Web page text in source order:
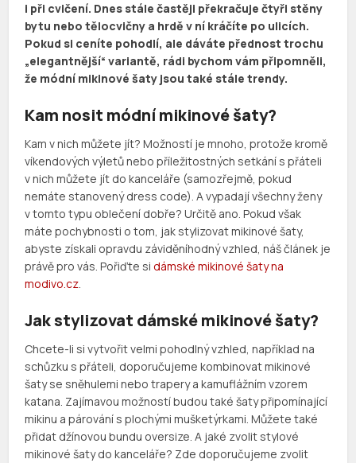
i při cvičení. Dnes stále častěji překračuje čtyři stěny
bytu nebo tělocvičny a hrdě v ní kráčíte po ulicích.
Pokud si ceníte pohodlí, ale dáváte přednost trochu
„elegantnější“ variantě, rádi bychom vám připomněli,
že módní mikinové šaty jsou také stále trendy.
Kam nosit módní mikinové šaty?
Kam v nich můžete jít? Možností je mnoho, protože kromě
víkendových výletů nebo příležitostných setkání s přáteli
v nich můžete jít do kanceláře (samozřejmě, pokud
nemáte stanovený dress code). A vypadají všechny ženy
v tomto typu oblečení dobře? Určitě ano. Pokud však
máte pochybnosti o tom, jak stylizovat mikinové šaty,
abyste získali opravdu záviděníhodný vzhled, náš článek je
právě pro vás. Pořiďte sidámské mikinové šaty na
modivo.cz.
Jak stylizovat dámské mikinové šaty?
Chcete-li si vytvořit velmi pohodlný vzhled, například na
schůzku s přáteli, doporučujeme kombinovat mikinové
šaty se sněhulemi nebo trapery a kamuflážním vzorem
katana. Zajímavou možností budou také šaty připomínající
mikinu a párování s plochými mušketýrkami. Můžete také
přidat džínovou bundu oversize. A jaké zvolit stylové
mikinové šaty do kanceláře? Zde doporučujeme zvolit